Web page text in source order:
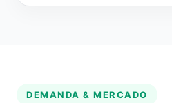
DEMANDA & MERCADO